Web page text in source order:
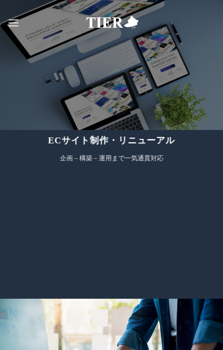
content
ECサイト制作・リニューアル
企画 – 構築 – 運用まで一気通貫対応